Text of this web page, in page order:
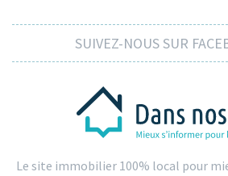
SUIVEZ-NOUS SUR
Le site immobilier 100% local pour